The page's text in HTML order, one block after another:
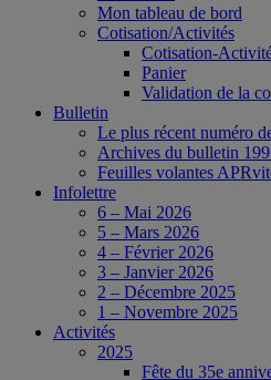
Mon tableau de bord
Cotisation/Activités
Cotisation-
Panier
Validation de la
Bulletin
Le plus récent numéro
Archives du bulletin
Feuilles volantes
Infolettre
6 – Mai 2026
5 – Mars 2026
4 – Février 2026
3 – Janvier 2026
2 – Décembre 2025
1 – Novembre 2025
Activités
2025
Fête du 35e